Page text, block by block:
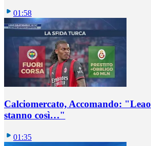
01:58
Calciomercato, Accomando: "Leao
stanno così…"
01:35